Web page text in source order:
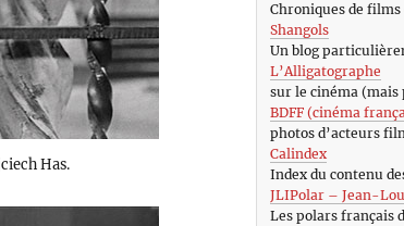
Has.
Chroniques de
Shangols
Un blog
L’Alligatographe
sur le cinéma
BDFF (cinéma
photos d’acteurs
Calindex
Index du contenu
JLIPolar – Jean-
Les polars français